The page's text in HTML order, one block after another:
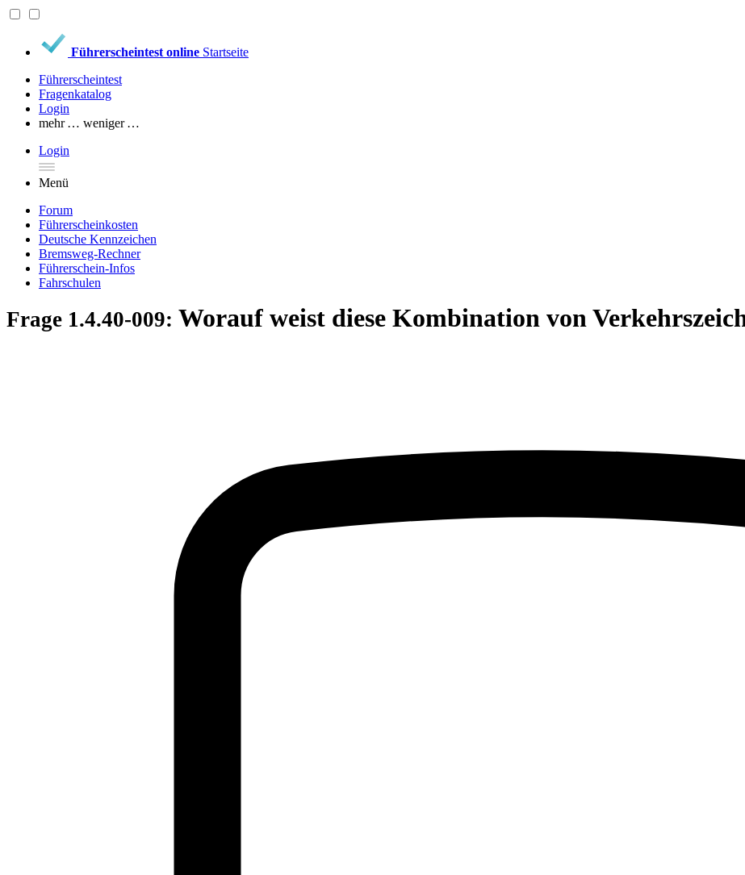
Führerscheintest online Startseite
Führerscheintest
Fragenkatalog
Login
mehr … weniger …
Login
Menü
Forum
Führerscheinkosten
Deutsche Kennzeichen
Bremsweg-Rechner
Führerschein-Infos
Fahrschulen
Frage 1.4.40-009: Worauf weist diese Kombination von